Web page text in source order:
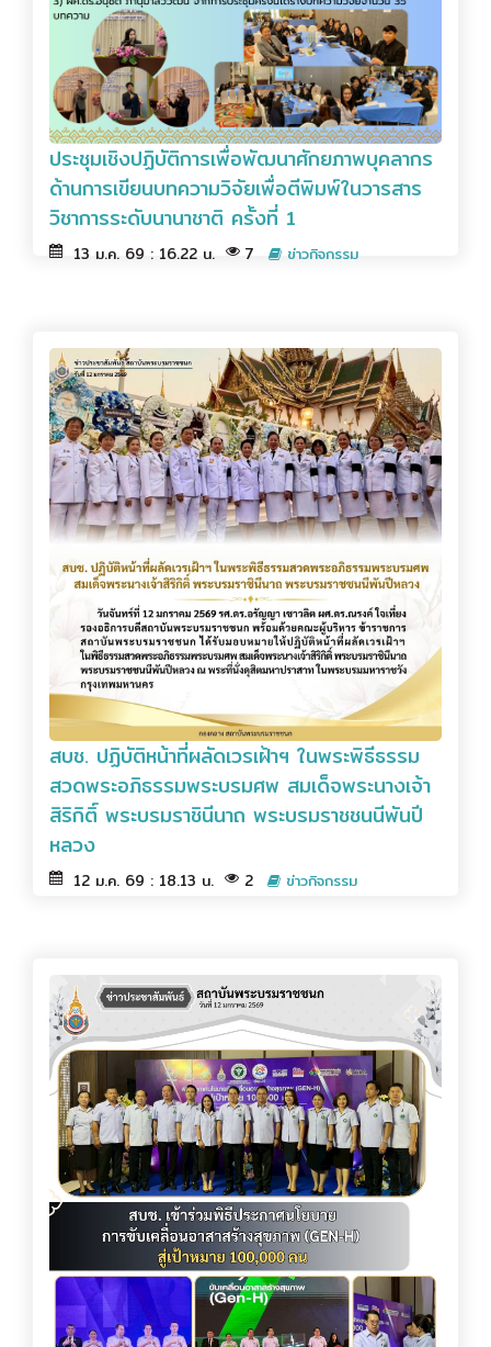
ประชุมเชิงปฏิบัติการเพื่อพัฒนาศักยภาพบุคลากร
ด้านการเขียนบทความวิจัยเพื่อตีพิมพ์ในวารสาร
วิชาการระดับนานาชาติ ครั้งที่ 1
13 ม.ค. 69 : 16.22 น. 7 ข่าวกิจกรรม
สบช. ปฏิบัติหน้าที่ผลัดเวรเฝ้าฯ ในพระพิธีธรรม
สวดพระอภิธรรมพระบรมศพ สมเด็จพระนางเจ้า
สิริกิติ์ พระบรมราชินีนาถ พระบรมราชชนนีพันปี
หลวง
12 ม.ค. 69 : 18.13 น. 2 ข่าวกิจกรรม